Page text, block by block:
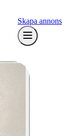
Skapa annons